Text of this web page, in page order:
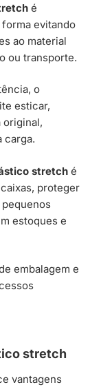
é
evitando
ao material
ou transporte.
o
esticar,
original,
carga.
stretch é
proteger
estoques e
embalagem e
stretch
vantagens